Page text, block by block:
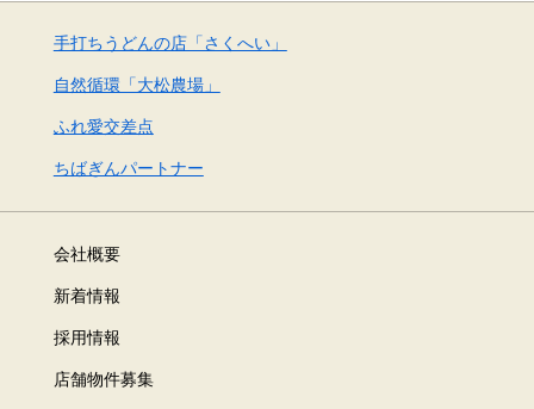
手打ちうどんの店「さくへい」
自然循環「大松農場」
ふれ愛交差点
ちばぎんパートナー
会社概要
新着情報
採用情報
店舗物件募集